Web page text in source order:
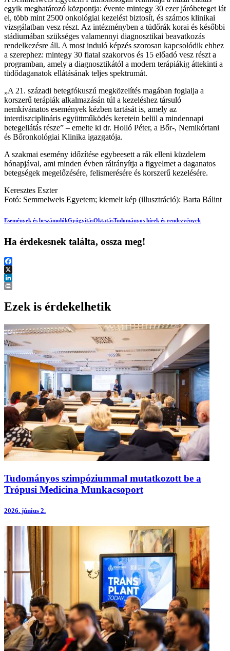
egyik meghatározó központja: évente mintegy 30 ezer járóbeteget lát
el, több mint 2500 onkológiai kezelést biztosít, és számos klinikai
vizsgálatban vesz részt. Az intézményben a tüdőrák korai és későbbi
stádiumában szükséges valamennyi diagnosztikai beavatkozás
rendelkezésre áll. A most induló képzés szorosan kapcsolódik ehhez
a szerephez: mintegy 30 fiatal szakorvos és 15 előadó vesz részt a
programban, amely a diagnosztikától a modern terápiákig áttekinti a
tüdődaganatok ellátásának teljes spektrumát.
„A 21. századi betegfókuszú megközelítés magában foglalja a
korszerű terápiák alkalmazásán túl a kezeléshez társuló
nemkívánatos események kézben tartását is, amely az
interdiszciplináris együttműködés keretein belül a mindennapi
betegellátás része” – emelte ki dr. Holló Péter, a Bőr-, Nemikórtani
és Bőronkológiai Klinika igazgatója.
A szakmai esemény időzítése egybeesett a rák elleni küzdelem
hónapjával, ami minden évben ráirányítja a figyelmet a daganatos
betegségek megelőzésére, felismerésére és korszerű kezelésére.
Keresztes Eszter
Fotó: Semmelweis Egyetem; kiemelt kép (illusztráció): Barta Bálint
Események és beszámolókGyógyításOktatásTudományos hírek és rendezvények
Ha érdekesnek találta, ossza meg!
Facebook
X
LinkedIn
Ezek is érdekelhetik
Tudományos szimpóziummal mutatkozott be a
Trópusi Medicina Munkacsoport
2026. június 2.